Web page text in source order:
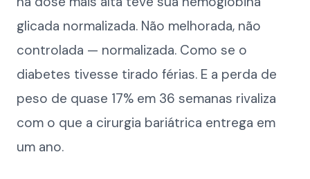
glicada normalizada. Não melhorada, não
controlada — normalizada. Como se o
diabetes tivesse tirado férias. E a perda de
peso de quase 17% em 36 semanas rivaliza
com o que a cirurgia bariátrica entrega em
um ano.